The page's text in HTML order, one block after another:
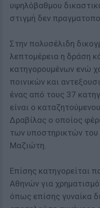
υψηλόβαθμου
στιγμή δεν
Στην πολυσέλιδη
λεπτομέρεια η δράση
κατηγορουμένων ενώ
ποινικών και
ένας από τους 37
είναι ο
Δραβίλας ο οποίος
των υποστηρικτών του
Μαζιώτη.
Επίσης κατηγορείται
Αθηνών για
όπως επίσης γυναίκα